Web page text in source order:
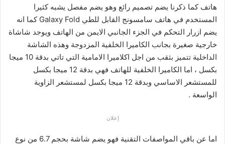
هاتف كما ذكرنا يضم تصميم رائع وهو يضم مفصل يشبه كثيرا
المستخدم في هاتف سامسونج القابل للطي Galaxy Fold كما انه
يضم ازرار التحكم في الجزء الجانبي الايمن من الهاتف ويوجد شاشاة
خارجية صغيرة بجانب الكاميرا الخلفية المزدوجة وهذه الشاشة
الداخلية تتميز بثقب من اجل اكلاميرا الامامية التي تاتي بدقة 10 ميجا
بكسل ، اما الكاميرا الخلفية للهاتف فهي بدقة 12 ميجا بكسل
للمستشعر الاساسي وبدقة 12 ميجا بكسل لمستشعر الزاوية
الواسعة .
إعلان
اما عن باقي المواصفات التقنية فهو يضم شاشة بحجم 6.7 من نوع